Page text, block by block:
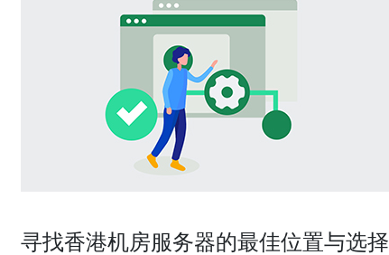
寻找香港机房服务器的最佳位置与选择